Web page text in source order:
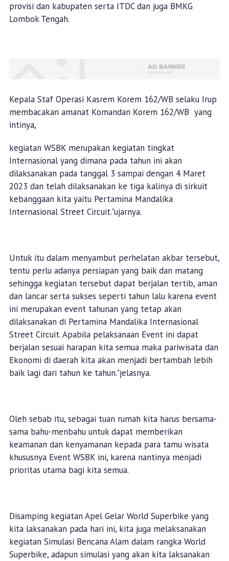
provisi dan kabupaten serta ITDC dan juga BMKG
Lombok Tengah.
Kepala Staf Operasi Kasrem Korem 162/WB selaku Irup
membacakan amanat Komandan Korem 162/WB yang
intinya,
kegiatan WSBK merupakan kegiatan tingkat
Internasional yang dimana pada tahun ini akan
dilaksanakan pada tanggal 3 sampai dengan 4 Maret
2023 dan telah dilaksanakan ke tiga kalinya di sirkuit
kebanggaan kita yaitu Pertamina Mandalika
Internasional Street Circuit."ujarnya.
Untuk itu dalam menyambut perhelatan akbar tersebut,
tentu perlu adanya persiapan yang baik dan matang
sehingga kegiatan tersebut dapat berjalan tertib, aman
dan lancar serta sukses seperti tahun lalu karena event
ini merupakan event tahunan yang tetap akan
dilaksanakan di Pertamina Mandalika Internasional
Street Circuit. Apabila pelaksanaan Event ini dapat
berjalan sesuai harapan kita semua maka pariwisata dan
Ekonomi di daerah kita akan menjadi bertambah lebih
baik lagi dari tahun ke tahun."jelasnya.
Oleh sebab itu, sebagai tuan rumah kita harus bersama-
sama bahu-menbahu untuk dapat memberikan
keamanan dan kenyamanan kepada para tamu wisata
khususnya Event WSBK ini, karena nantinya menjadi
prioritas utama bagi kita semua.
Disamping kegiatan Apel Gelar World Superbike yang
kita laksanakan pada hari ini, kita juga melaksanakan
kegiatan Simulasi Bencana Alam dalam rangka World
Superbike, adapun simulasi yang akan kita laksanakan